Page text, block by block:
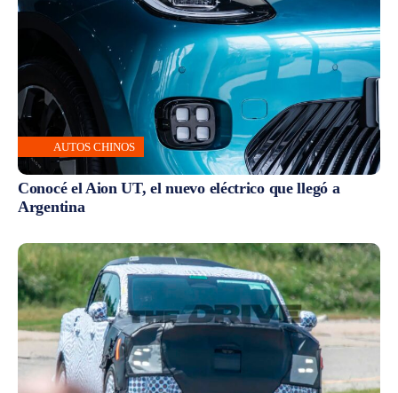
AUTOS CHINOS
Conocé el Aion UT, el nuevo eléctrico que llegó a
Argentina